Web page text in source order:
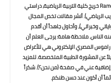
محمود محمد المشهور بـRamos Al-Masry خريج كلية التربية الرياضية، دراستي
الرياضي). أنشر مقالات تخص المجال
وخبراتي)، وأحاول جاهداً أن أقدم
الناس. ملاحظة هامة: يرجى العلم أن
المصري الإلكتروني هي للأغراض
عن المشورة الطبية المتخصصة. للمزيد
عني في صفحة (من نحن؟). شكراً
أن أكون عند حسن ظنكم.